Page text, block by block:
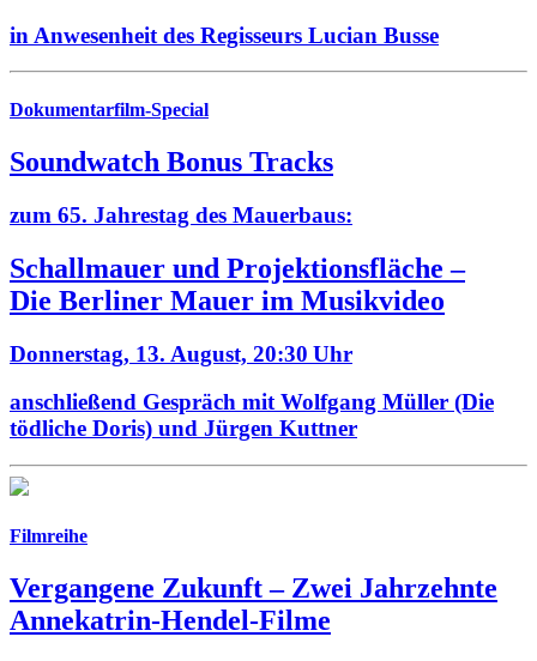
in Anwesenheit des Regisseurs Lucian Busse
Dokumentarfilm-Special
Soundwatch Bonus Tracks
zum 65. Jahrestag des Mauerbaus:
Schallmauer und Projektionsfläche –
Die Berliner Mauer im Musikvideo
Donnerstag, 13. August, 20:30 Uhr
anschließend Gespräch mit Wolfgang Müller (Die
tödliche Doris) und Jürgen Kuttner
Filmreihe
Vergangene Zukunft – Zwei Jahrzehnte
Annekatrin-Hendel-Filme